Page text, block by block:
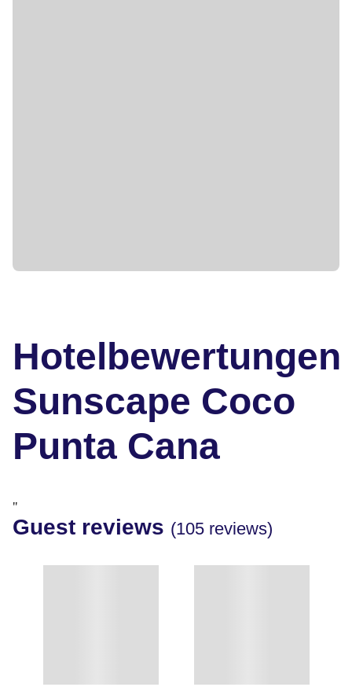
Hotelbewertungen
Sunscape Coco
Punta Cana
"
Guest reviews (105 reviews)